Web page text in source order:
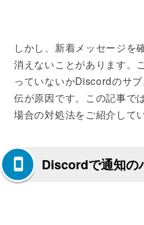
しかし、新着メッセージを
消えないことがあります。
っていないかDiscordのサ
伝が原因です。この記事で
場合の対処法をご紹介して
Discordで通知の